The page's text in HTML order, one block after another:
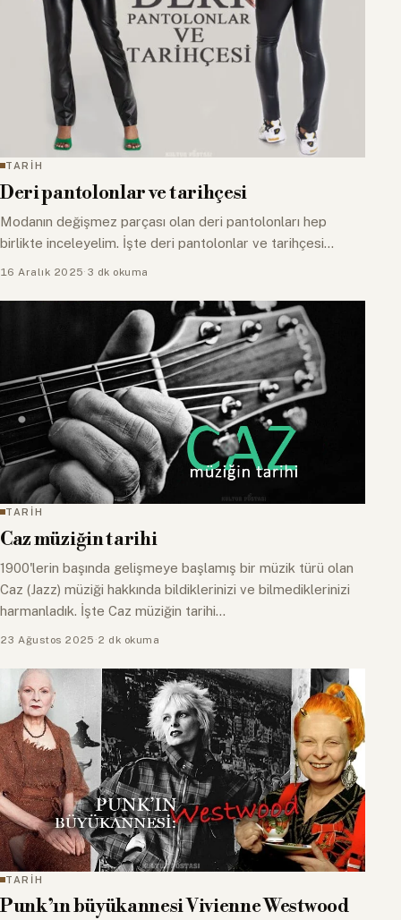
TARİH
Deri pantolonlar ve tarihçesi
Modanın değişmez parçası olan deri pantolonları hep
birlikte inceleyelim. İşte deri pantolonlar ve tarihçesi...
16 Aralık 2025· 3 dk okuma
TARİH
Caz müziğin tarihi
1900'lerin başında gelişmeye başlamış bir müzik türü olan
Caz (Jazz) müziği hakkında bildiklerinizi ve bilmediklerinizi
harmanladık. İşte Caz müziğin tarihi...
23 Ağustos 2025 ·2 dk okuma
TARİH
Punk’ın büyükannesi Vivienne Westwood